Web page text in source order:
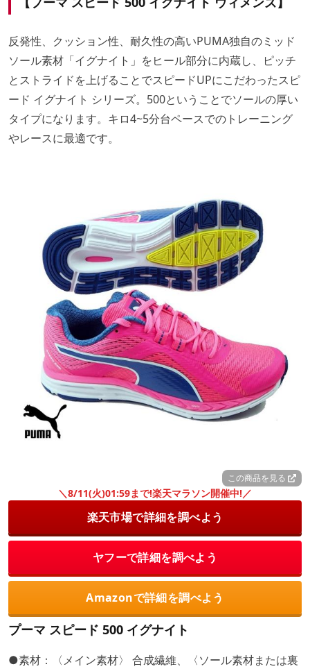
反発性、クッション性、耐久性の高いPUMA独自のミッド
ソール素材「イグナイト」をヒール部分に内蔵し、ピッチ
とストライドを上げることでスピードUPにこだわったスピ
ード イグナイト シリーズ。500ということでソールの厚い
タイプになります。キロ4~5分台ペースでのトレーニング
やレースに最適です。
この商品を見る
＼8/11(火)01:59まで!楽天マラソン開催中!／
楽天市場で詳細を調べよう
ヤフーで詳細を調べよう
Amazonで詳細を調べよう
プーマ スピード 500 イグナイト
●素材：〈メイン素材〉 合成繊維、〈ソール素材または裏